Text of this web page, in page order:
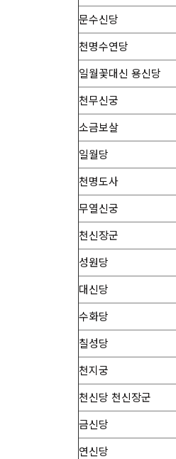
문수신당
천명수연당
일월꽃대신 용신당
천무신궁
소금보살
일월당
천명도사
무열신궁
천신장군
성원당
대신당
수화당
칠성당
천지궁
천신당 천신장군
금신당
연신당